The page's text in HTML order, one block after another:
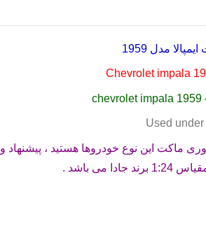
مدل 1959
Chevrolet impala
chevrolet impala 1959
Used
ماکت این نوع خودروها هستید ، پیشنهاد